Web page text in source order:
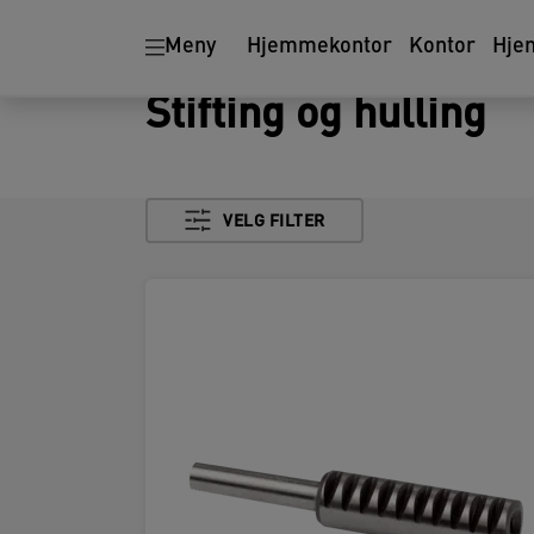
Meny Hjemmekontor Kontor
Stifting og hulling
VELG FILTER